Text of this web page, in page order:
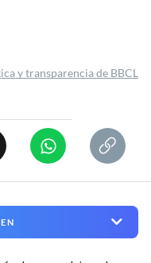
y transparencia de BBCL